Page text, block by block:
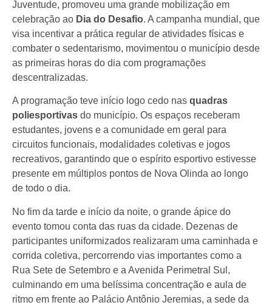
Juventude, promoveu uma grande mobilização em
celebração ao Dia do Desafio. A campanha mundial, que
visa incentivar a prática regular de atividades físicas e
combater o sedentarismo, movimentou o município desde
as primeiras horas do dia com programações
descentralizadas.
A programação teve início logo cedo nas quadras
poliesportivas do município. Os espaços receberam
estudantes, jovens e a comunidade em geral para
circuitos funcionais, modalidades coletivas e jogos
recreativos, garantindo que o espírito esportivo estivesse
presente em múltiplos pontos de Nova Olinda ao longo
de todo o dia.
No fim da tarde e início da noite, o grande ápice do
evento tomou conta das ruas da cidade. Dezenas de
participantes uniformizados realizaram uma caminhada e
corrida coletiva, percorrendo vias importantes como a
Rua Sete de Setembro e a Avenida Perimetral Sul,
culminando em uma belíssima concentração e aula de
ritmo em frente ao Palácio Antônio Jeremias, a sede da